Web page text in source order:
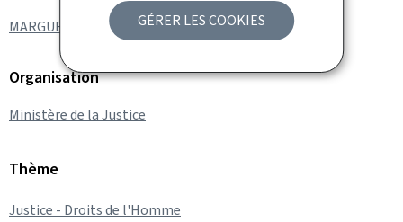
GÉRER LES COOKIES
MARGUE Elisabeth
Organisation
Ministère de la Justice
Thème
Justice - Droits de l'Homme